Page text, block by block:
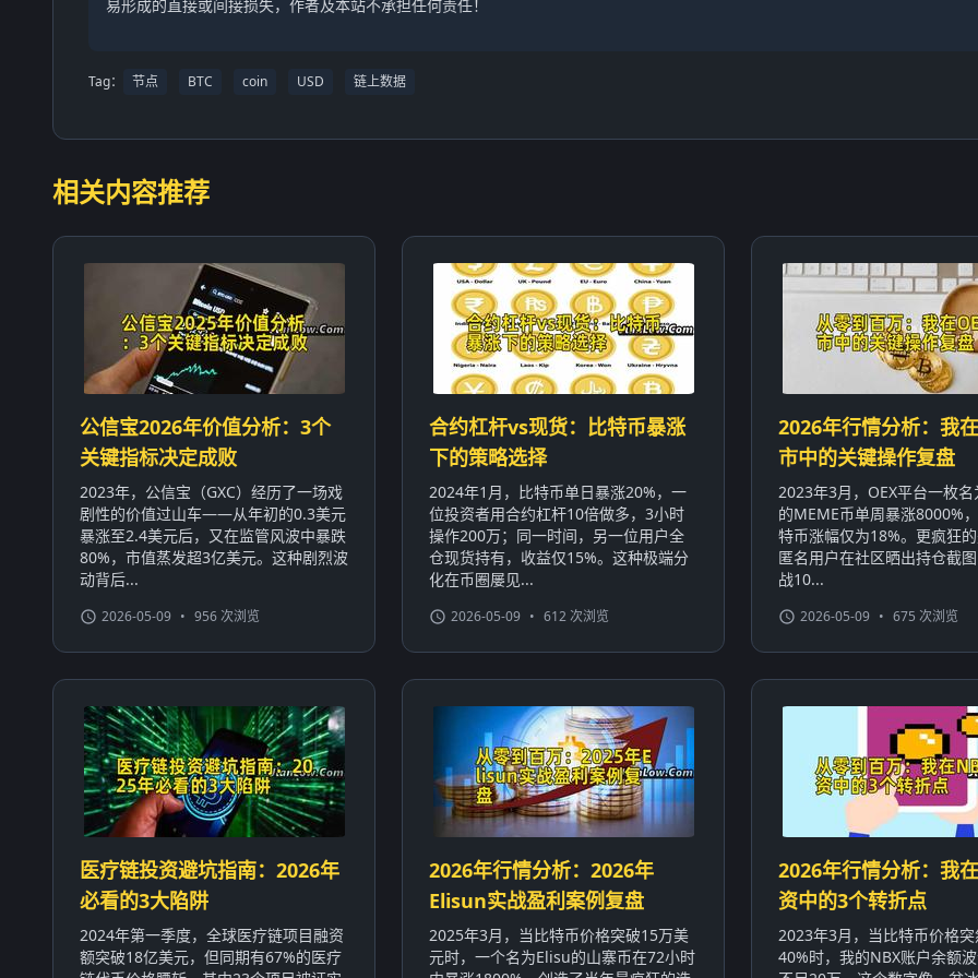
易形成的直接或间接损失，作者及本站不承担任何责任！
Tag： 节点 BTC coin USD 链上数据
相关内容推荐
公信宝2026年价值分析：3个
关键指标决定成败
2023年，公信宝（GXC）经历了一场戏
剧性的价值过山车——从年初的0.3美元
暴涨至2.4美元后，又在监管风波中暴跌
80%，市值蒸发超3亿美元。这种剧烈波
动背后...
2026-05-09 • 956 次浏览
合约杠杆vs现货：比特币暴涨
下的策略选择
2024年1月，比特币单日暴涨20%，一
位投资者用合约杠杆10倍做多，3小时
操作200万；同一时间，另一位用户全
仓现货持有，收益仅15%。这种极端分
化在币圈屡见...
2026-05-09 • 612 次浏览
2026年行情分析：我
市中的关键操作复盘
2023年3月，OEX平台一枚名
的MEME币单周暴涨8000%
特币涨幅仅为18%。更疯狂
匿名用户在社区晒出持仓截
战10...
2026-05-09 • 675 次浏览
医疗链投资避坑指南：2026年
必看的3大陷阱
2024年第一季度，全球医疗链项目融资
额突破18亿美元，但同期有67%的医疗
2026年行情分析：2026年
Elisun实战盈利案例复盘
2025年3月，当比特币价格突破15万美
元时，一个名为Elisu的山寨币在72小时
2026年行情分析：我
资中的3个转折点
2023年3月，当比特币价格
40%时，我的NBX账户余额